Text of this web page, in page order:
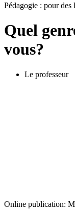
Pédagogie : pour des
Quel
vous?
Le professeur
Online publication: